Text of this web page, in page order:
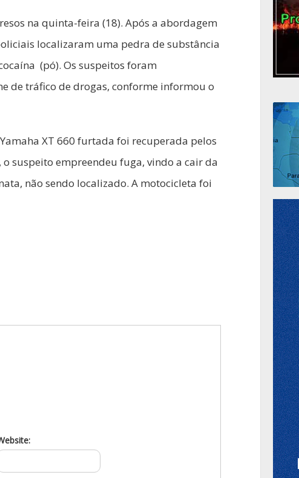
na quinta-feira (18). Após a abordagem
localizaram uma pedra de substância
(pó). Os suspeitos foram
de tráfico de drogas, conforme informou o
XT 660 furtada foi recuperada pelos
suspeito empreendeu fuga, vindo a cair da
não sendo localizado. A motocicleta foi